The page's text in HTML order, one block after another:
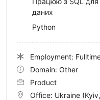
даних
Python
Employment:
Domain: Other
Product
Office: Ukraine